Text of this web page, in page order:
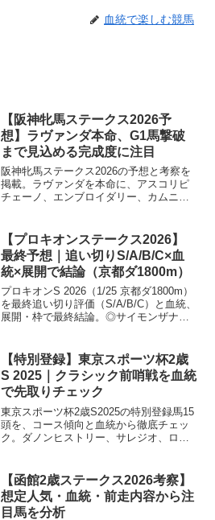
血統で楽しむ競馬
【阪神牝馬ステークス2026予
想】ラヴァンダ本命、G1馬撃破
まで見込める完成度に注目
阪神牝馬ステークス2026の予想と考察を
掲載。ラヴァンダを本命に、アスコリピ
チェーノ、エンブロイダリー、カムニャ
【プロキオンステークス2026】
最終予想｜追い切りS/A/B/C×血
統×展開で結論（京都ダ1800m）
プロキオンS 2026（1/25 京都ダ1800m）
を最終追い切り評価（S/A/B/C）と血統、
展開・枠で最終結論。◎サイモンザナド
【特別登録】東京スポーツ杯2歳
S 2025｜クラシック前哨戦を血統
で先取りチェック
東京スポーツ杯2歳S2025の特別登録馬15
頭を、コース傾向と血統から徹底チェッ
ク。ダノンヒストリー、サレジオ、ロー
性を整理し、クラシック候補の“原石”を先
取りします。
【函館2歳ステークス2026考察】
想定人気・血統・前走内容から注
目馬を分析